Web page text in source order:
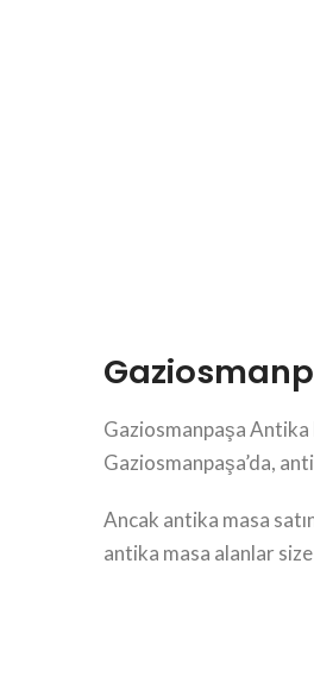
Gaziosmanpaşa Antika
Gaziosmanpaşa’da,
Ancak antika masa
antika masa alanlar